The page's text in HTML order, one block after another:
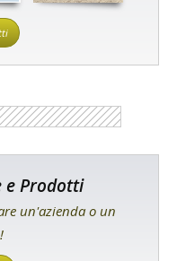
e Prodotti
un'azienda o un